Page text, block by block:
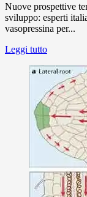
Nuove prospettive
sviluppo: esperti
vasopressina per...
Leggi tutto